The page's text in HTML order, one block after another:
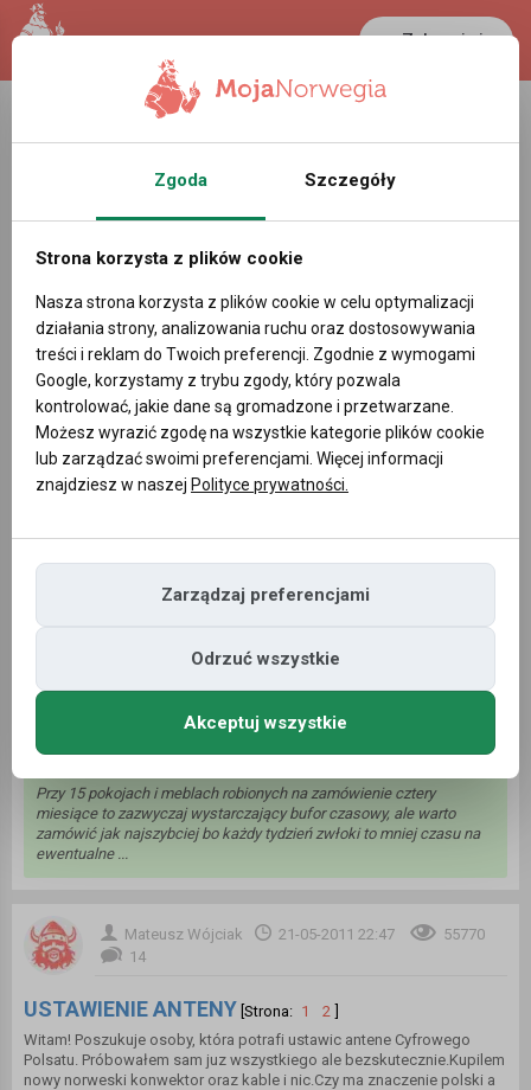
Zaloguj się
LANCASTER
39.2 °C 0.3875 PLN
Bergen
Obserwowane wątki
Forum › Bergen
mycha02 25-07-2018 11:30 9676 8
Tanie noclegi
Przylatuje na weekend do Bergen. Potrzebuję jakiegoś taniego
pogubie. Oraz mam takie pytania: do której jest otwarta poczta? I ...
orime
24-06-2026 12:09
Przy 15 pokojach i meblach robionych na zamówienie cztery
miesiące to zazwyczaj wystarczający bufor czasowy, ale warto
zamówić jak najszybciej bo każdy tydzień zwłoki to mniej czasu na
ewentualne ...
Mateusz Wójciak 21-05-2011 22:47
55770
14
USTAWIENIE ANTENY [Strona: 1 2
Witam! Poszukuje osoby, która potrafi ustawic antene Cyfrowego
Polsatu. Próbowałem sam juz wszystkiego ale bezskutecznie.Kupilem
nowy norweski konwektor oraz kable i nic.Czy ma znaczenie polski a
Zgoda Szczegóły
Strona korzysta z plików cookie
Nasza strona korzysta z plików cookie w celu optymalizacji
działania strony, analizowania ruchu oraz dostosowywania
treści i reklam do Twoich preferencji. Zgodnie z wymogami
Google, korzystamy z trybu zgody, który pozwala
kontrolować, jakie dane są gromadzone i przetwarzane.
Możesz wyrazić zgodę na wszystkie kategorie plików cookie
lub zarządzać swoimi preferencjami. Więcej informacji
znajdziesz w naszej Polityce prywatności.
Zarządzaj preferencjami
Odrzuć wszystkie
Akceptuj wszystkie